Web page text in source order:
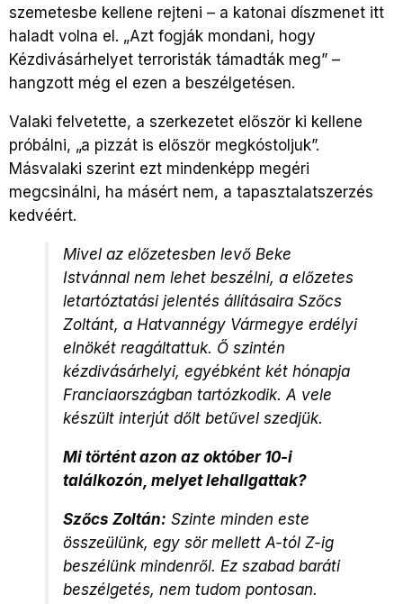
szemetesbe kellene rejteni – a katonai díszmenet itt
haladt volna el. „Azt fogják mondani, hogy
Kézdivásárhelyet terroristák támadták meg” –
hangzott még el ezen a beszélgetésen.
Valaki felvetette, a szerkezetet először ki kellene
próbálni, „a pizzát is először megkóstoljuk”.
Másvalaki szerint ezt mindenképp megéri
megcsinálni, ha másért nem, a tapasztalatszerzés
kedvéért.
Mivel az előzetesben levő Beke
Istvánnal nem lehet beszélni, a előzetes
letartóztatási jelentés állításaira Szőcs
Zoltánt, a Hatvannégy Vármegye erdélyi
elnökét reagáltattuk. Ő szintén
kézdivásárhelyi, egyébként két hónapja
Franciaországban tartózkodik. A vele
készült interjút dőlt betűvel szedjük.
Mi történt azon az október 10-i
találkozón, melyet lehallgattak?
Szőcs Zoltán: Szinte minden este
összeülünk, egy sör mellett A-tól Z-ig
beszélünk mindenről. Ez szabad baráti
beszélgetés, nem tudom pontosan.